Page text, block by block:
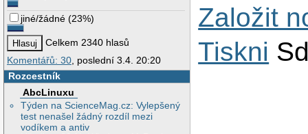
jiné/žádné (23%)
Celkem 2340 hlasů
Komentářů: 30 , poslední 3.4. 20:20
Rozcestník
AbcLinuxu
Týden na ScienceMag.cz: Vylepšený
test nenašel žádný rozdíl mezi
vodíkem a antiv
>>> md5 files
>>> md5 files
>>> md5 files
>>> md5 files
Založit
Tiskni